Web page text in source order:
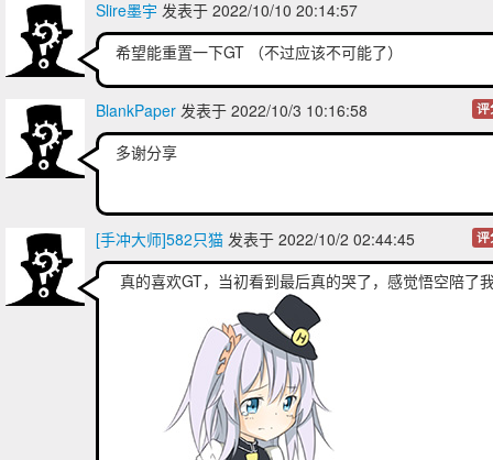
Slire墨宇 发表于 2022/10/10 20:14:57
希望能重置一下GT （不过应该不可能了）
BlankPaper 发表于 2022/10/3 10:16:58 评
多谢分享
[手冲大师]582只猫 发表于 2022/10/2 02:44:45 评
真的喜欢GT，当初看到最后真的哭了，感觉悟空陪了